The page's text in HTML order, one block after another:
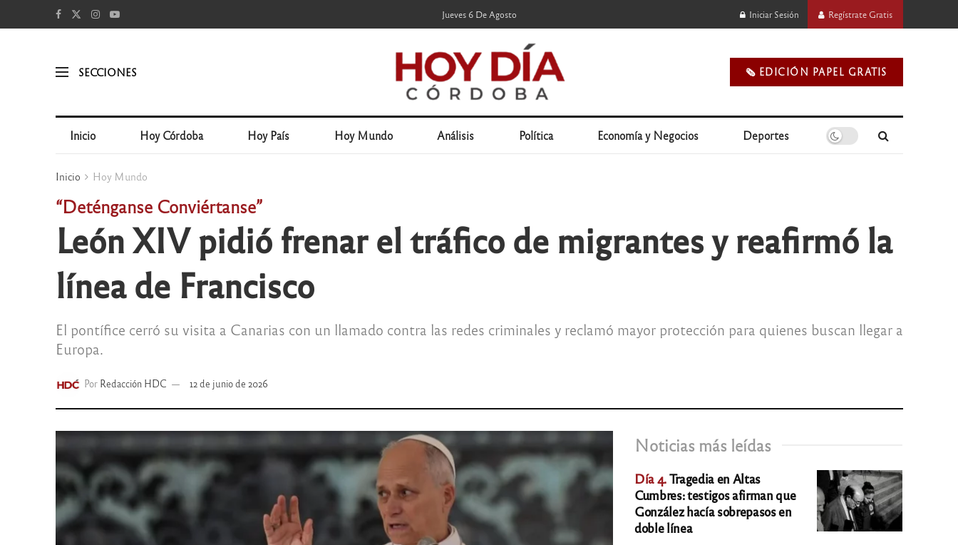
Jueves 6 De Agosto Iniciar Sesión Regístrate Gratis
SECCIONES 🗞️ EDICIÓN PAPEL GRATIS
Inicio Hoy Córdoba Hoy País Hoy Mundo Análisis Política Economía y Negocios Deportes
Inicio Hoy Mundo
“Deténganse Conviértanse”
León XIV pidió frenar el tráfico de migrantes y reafirmó la
línea de Francisco
El pontífice cerró su visita a Canarias con un llamado contra las redes criminales y reclamó mayor protección para quienes buscan llegar a
Europa.
Por Redacción HDC 12 de junio de 2026
Noticias más leídas
Día 4.Tragedia en Altas
Cumbres: testigos afirman que
González hacía sobrepasos en
doble línea